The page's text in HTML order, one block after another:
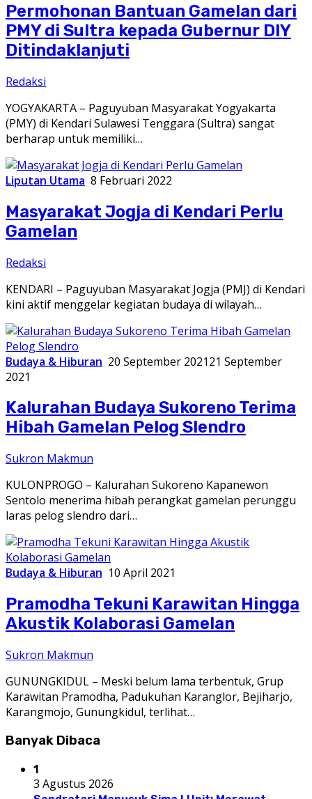
Permohonan Bantuan Gamelan dari
PMY di Sultra kepada Gubernur DIY
Ditindaklanjuti
Redaksi
YOGYAKARTA – Paguyuban Masyarakat Yogyakarta
(PMY) di Kendari Sulawesi Tenggara (Sultra) sangat
berharap untuk memiliki…
Liputan Utama 8 Februari 2022
Masyarakat Jogja di Kendari Perlu
Gamelan
Redaksi
KENDARI – Paguyuban Masyarakat Jogja (PMJ) di Kendari
kini aktif menggelar kegiatan budaya di wilayah…
Budaya & Hiburan 20 September 202121 September
2021
Kalurahan Budaya Sukoreno Terima
Hibah Gamelan Pelog Slendro
Sukron Makmun
KULONPROGO – Kalurahan Sukoreno Kapanewon
Sentolo menerima hibah perangkat gamelan perunggu
laras pelog slendro dari…
Budaya & Hiburan 10 April 2021
Pramodha Tekuni Karawitan Hingga
Akustik Kolaborasi Gamelan
Sukron Makmun
GUNUNGKIDUL – Meski belum lama terbentuk, Grup
Karawitan Pramodha, Padukuhan Karanglor, Bejiharjo,
Karangmojo, Gunungkidul, terlihat…
Banyak Dibaca
1
3 Agustus 2026